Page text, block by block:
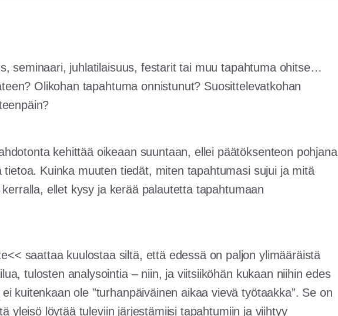
seminaari, juhlatilaisuus, festarit tai muu tapahtuma ohitse…
Olikohan tapahtuma onnistunut? Suosittelevatkohan
kehittää oikeaan suuntaan, ellei päätöksenteon pohjana
Kuinka muuten tiedät, miten tapahtumasi sujui ja mitä
ellet kysy ja kerää palautetta tapahtumaan
saattaa kuulostaa siltä, että edessä on paljon ylimääräistä
tulosten analysointia – niin, ja viitsiiköhän kukaan niihin edes
kuitenkaan ole ”turhanpäiväinen aikaa vievä työtaakka”. Se on
yleisö löytää tuleviin järjestämiisi tapahtumiin ja viihtyy